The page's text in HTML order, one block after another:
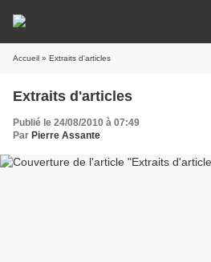
Accueil » Extraits d'articles
Extraits d'articles
Publié le 24/08/2010 à 07:49
Par Pierre Assante